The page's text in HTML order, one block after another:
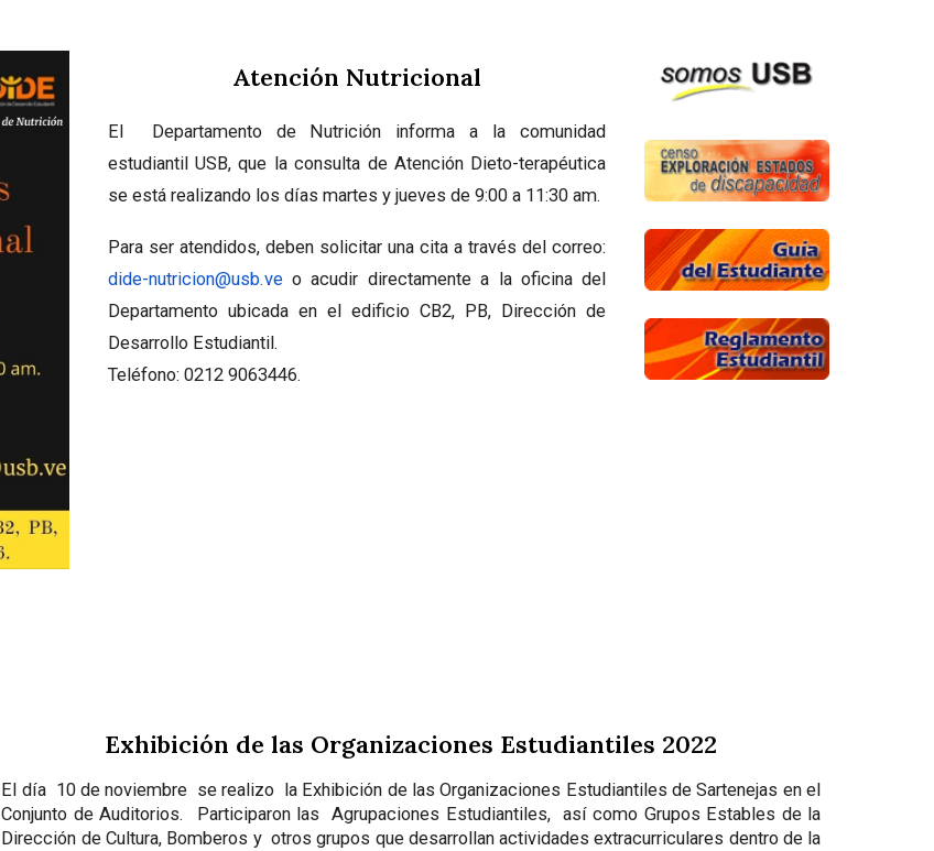
Atención Nutricional
El Departamento de Nutrición informa a la comunidad
estudiantil USB, que la consulta de Atención Dieto-terapéutica
se está realizando los días martes y jueves de 9:00 a 11:30 am.
Para ser atendidos, deben solicitar una cita a través del correo:
dide-nutricion@usb.veo acudir directamente a la oficina del
Departamento ubicada en el edificio CB2, PB, Dirección de
Desarrollo Estudiantil.
Teléfono: 0212 9063446.
Exhibición de las Organizaciones Estudiantiles 2022
El día 10 de noviembre se realizo la Exhibición de las Organizaciones Estudiantiles de Sartenejas en el
Conjunto de Auditorios. Participaron las Agrupaciones Estudiantiles, así como Grupos Estables de la
Dirección de Cultura, Bomberos y otros grupos que desarrollan actividades extracurriculares dentro de la